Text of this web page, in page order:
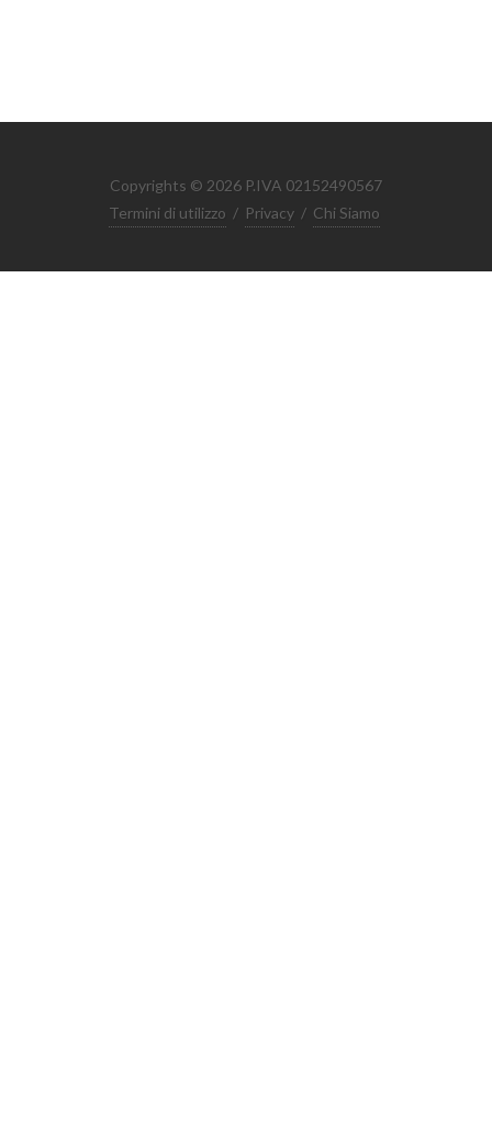
Copyrights © 2026 P.IVA 02152490567
Termini di utilizzo / Privacy / Chi Siamo